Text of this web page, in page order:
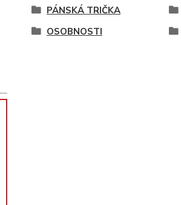
PÁNSKÁ TRIČKA
OSOBNOSTI